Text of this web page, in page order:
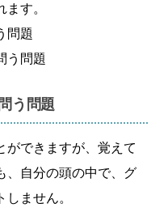
す。
問題
う問題
う問題
ができますが、覚えて
、自分の頭の中で、グ
ません。